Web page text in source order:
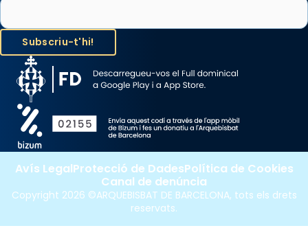
Copyright 2026 ©ARQUEBISBAT DE BARCELONA, tots els drets
reservats.
Avís LegalProtecció de DadesPolítica de Cookies
Canal de denúncia